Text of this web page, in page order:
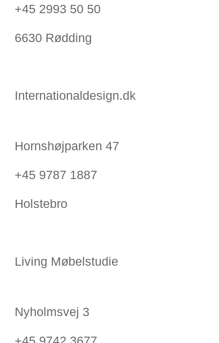
+45 2993 50 50
6630 Rødding
Internationaldesign.dk
Hornshøjparken 47
+45 9787 1887
Holstebro
Living Møbelstudie
Nyholmsvej 3